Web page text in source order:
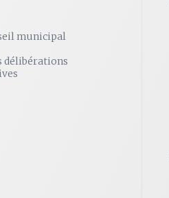
municipal
délibérations